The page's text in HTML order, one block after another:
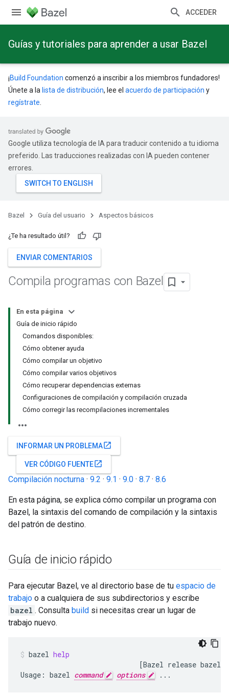
ACCEDER
Guías y tutoriales para aprender a usar Bazel
¡Build Foundation comenzó a inscribir a los miembros fundadores!
Únete a la lista de distribución, lee el acuerdo de participación y
regístrate
Google utiliza tecnología de IA para traducir contenido a tu idioma
preferido. Las traducciones realizadas con IA pueden contener
errores.
Bazel Guía del usuario Aspectos básicos
¿Te ha resultado útil?
ENVIAR COMENTARIOS
Compila programas con Bazel
En esta página
Guía de inicio rápido
Comandos disponibles:
Cómo obtener ayuda
Cómo compilar un objetivo
Cómo compilar varios objetivos
Cómo recuperar dependencias externas
Configuraciones de compilación y compilación cruzada
Cómo corregir las recompilaciones incrementales
INFORMAR UN PROBLEMAopen_in_new
VER CÓDIGO FUENTEopen_in_new
Compilación nocturna · 9.2 · 9.1 · 9.0 · 8.7 · 8.6
En esta página, se explica cómo compilar un programa con
Bazel, la sintaxis del comando de compilación y la sintaxis
del patrón de destino.
Guía de inicio rápido
Para ejecutar Bazel, ve al directorio base de tu espacio de
trabajo o a cualquiera de sus subdirectorios y escribe
bazel . Consulta build si necesitas crear un lugar de
trabajo nuevo.
bazel help
[Bazel release bazel
Usage: bazel command options ...